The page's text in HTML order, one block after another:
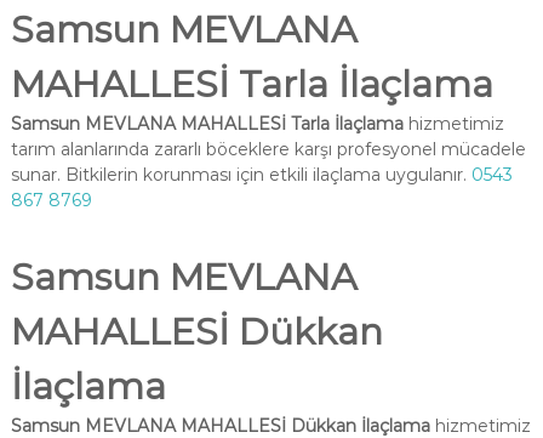
Samsun MEVLANA
MAHALLESİ Tarla İlaçlama
Samsun MEVLANA MAHALLESİ Tarla İlaçlamahizmetimiz
tarım alanlarında zararlı böceklere karşı profesyonel mücadele
sunar. Bitkilerin korunması için etkili ilaçlama uygulanır. 0543
867 8769
Samsun MEVLANA
MAHALLESİ Dükkan
İlaçlama
Samsun MEVLANA MAHALLESİ Dükkan İlaçlamahizmetimiz